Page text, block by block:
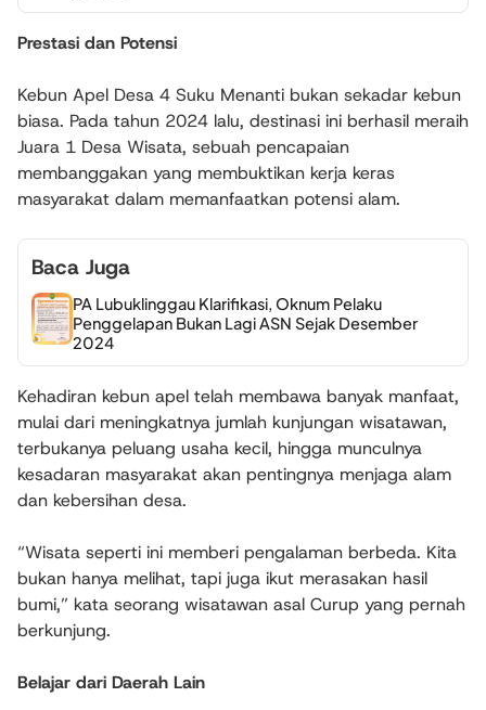
Prestasi dan Potensi
Kebun Apel Desa 4 Suku Menanti bukan sekadar kebun
biasa. Pada tahun 2024 lalu, destinasi ini berhasil meraih
Juara 1 Desa Wisata, sebuah pencapaian
membanggakan yang membuktikan kerja keras
masyarakat dalam memanfaatkan potensi alam.
Baca Juga
PA Lubuklinggau Klarifikasi, Oknum Pelaku
Penggelapan Bukan Lagi ASN Sejak Desember
2024
Kehadiran kebun apel telah membawa banyak manfaat,
mulai dari meningkatnya jumlah kunjungan wisatawan,
terbukanya peluang usaha kecil, hingga munculnya
kesadaran masyarakat akan pentingnya menjaga alam
dan kebersihan desa.
“Wisata seperti ini memberi pengalaman berbeda. Kita
bukan hanya melihat, tapi juga ikut merasakan hasil
bumi,” kata seorang wisatawan asal Curup yang pernah
berkunjung.
Belajar dari Daerah Lain